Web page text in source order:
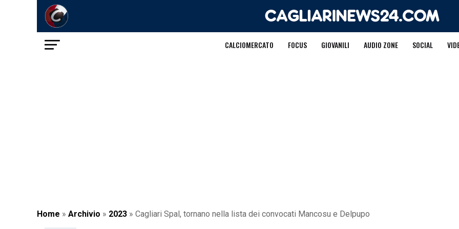
CALCIOMERCATO FOCUS GIOVANILI AUDIO ZONE SOCIAL
Home » Archivio » 2023 » Cagliari Spal, tornano nella lista dei convocati Mancosu e Delpupo